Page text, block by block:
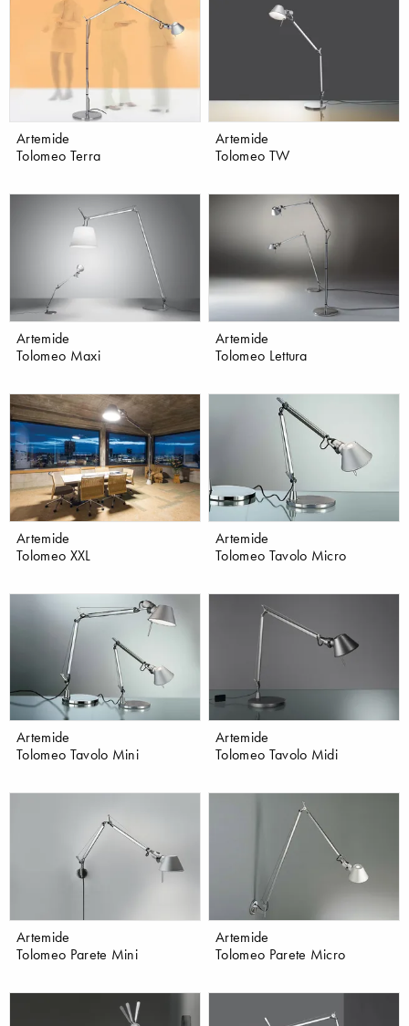
Artemide
Tolomeo Terra
Artemide
Tolomeo TW
Artemide
Tolomeo Maxi
Artemide
Tolomeo Lettura
Artemide
Tolomeo XXL
Artemide
Tolomeo Tavolo Micro
Artemide
Tolomeo Tavolo Mini
Artemide
Tolomeo Tavolo Midi
Artemide
Tolomeo Parete Mini
Artemide
Tolomeo Parete Micro